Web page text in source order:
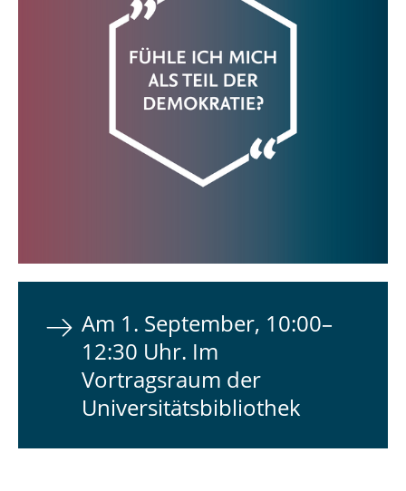
Am 1. September, 10:00–
12:30 Uhr. Im
Vortragsraum der
Universitätsbibliothek